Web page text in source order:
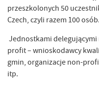
przeszkolonych 50
Czech, czyli razem 100 osób.
Jednostkami
profit – wnioskodawcy
gmin, organizacje non-
itp.